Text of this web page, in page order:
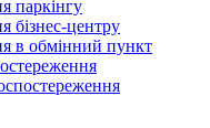
паркінгу
бізнес-центру
в обмінний пункт